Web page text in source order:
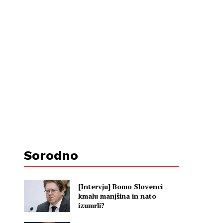
Sorodno
[Intervju] Bomo Slovenci
kmalu manjšina in nato
izumrli?